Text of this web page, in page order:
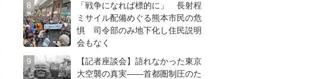
「戦争になれば標的に」 長射程
ミサイル配備めぐる熊本市民の危
惧 司令部のみ地下化し住民説明
会もなく
【記者座談会】語れなかった東京
大空襲の真実――首都圏制圧のた